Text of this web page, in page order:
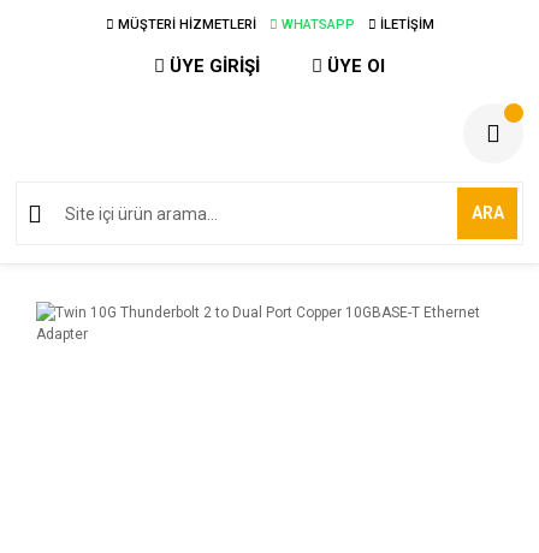
MÜŞTERİ HİZMETLERİ WHATSAPP İLETİŞİM
ÜYE GİRİŞİ ÜYE Ol
ARA